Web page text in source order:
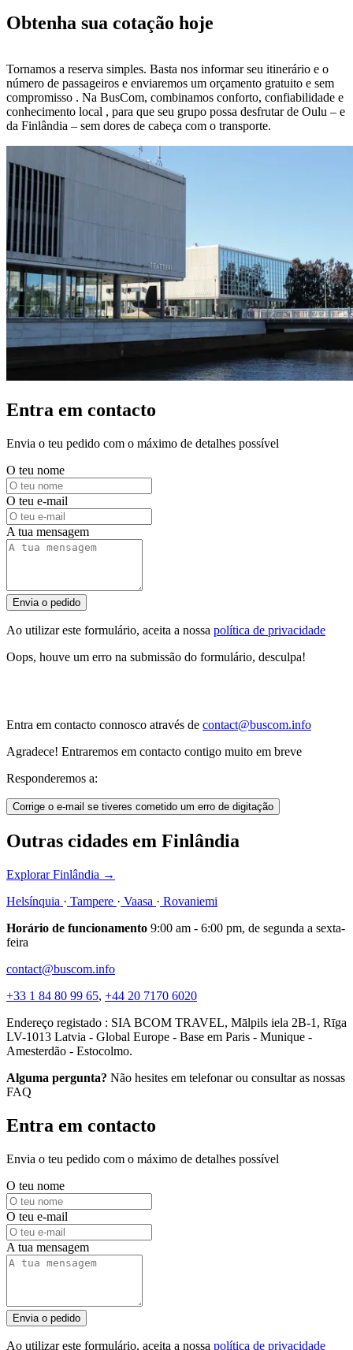
Obtenha sua cotação hoje
Tornamos a reserva simples. Basta nos informar seu itinerário e o
número de passageiros e enviaremos um orçamento gratuito e sem
compromisso . Na BusCom, combinamos conforto, confiabilidade e
conhecimento local , para que seu grupo possa desfrutar de Oulu – e
da Finlândia – sem dores de cabeça com o transporte.
Entra em contacto
Envia o teu pedido com o máximo de detalhes possível
O teu nome
O teu e-mail
A tua mensagem
Envia o pedido
Ao utilizar este formulário, aceita a nossa política de privacidade
Oops, houve um erro na submissão do formulário, desculpa!
Entra em contacto connosco através de contact@buscom.info
Agradece! Entraremos em contacto contigo muito em breve
Responderemos a:
Corrige o e-mail se tiveres cometido um erro de digitação
Outras cidades em Finlândia
Explorar Finlândia →
Helsínquia · Tampere · Vaasa · Rovaniemi
Horário de funcionamento 9:00 am - 6:00 pm, de segunda a sexta-
feira
contact@buscom.info
+33 1 84 80 99 65, +44 20 7170 6020
Endereço registado : SIA BCOM TRAVEL, Mālpils iela 2B-1, Rīga
LV-1013 Latvia - Global Europe - Base em Paris - Munique -
Amesterdão - Estocolmo.
Alguma pergunta? Não hesites em telefonar ou consultar as nossas
FAQ
Entra em contacto
Envia o teu pedido com o máximo de detalhes possível
O teu nome
O teu e-mail
A tua mensagem
Envia o pedido
Ao utilizar este formulário, aceita a nossa política de privacidade